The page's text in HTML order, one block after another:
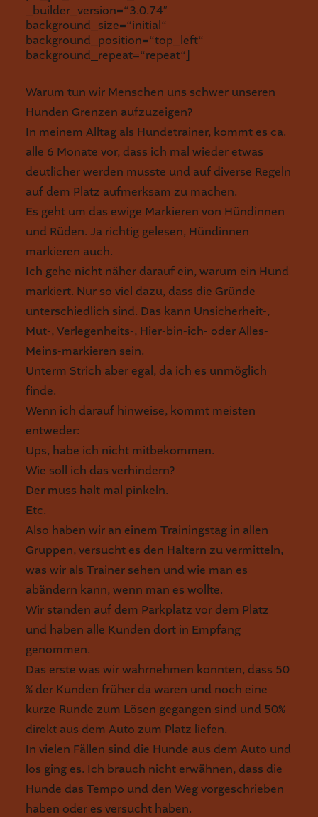
_builder_version=“3.0.74″
background_size=“initial“
background_position=“top_left“
background_repeat=“repeat“]
Warum tun wir Menschen uns schwer unseren
Hunden Grenzen aufzuzeigen?
In meinem Alltag als Hundetrainer, kommt es ca.
alle 6 Monate vor, dass ich mal wieder etwas
deutlicher werden musste und auf diverse Regeln
auf dem Platz aufmerksam zu machen.
Es geht um das ewige Markieren von Hündinnen
und Rüden. Ja richtig gelesen, Hündinnen
markieren auch.
Ich gehe nicht näher darauf ein, warum ein Hund
markiert. Nur so viel dazu, dass die Gründe
unterschiedlich sind. Das kann Unsicherheit-,
Mut-, Verlegenheits-, Hier-bin-ich- oder Alles-
Meins-markieren sein.
Unterm Strich aber egal, da ich es unmöglich
finde.
Wenn ich darauf hinweise, kommt meisten
entweder:
Ups, habe ich nicht mitbekommen.
Wie soll ich das verhindern?
Der muss halt mal pinkeln.
Etc.
Also haben wir an einem Trainingstag in allen
Gruppen, versucht es den Haltern zu vermitteln,
was wir als Trainer sehen und wie man es
abändern kann, wenn man es wollte.
Wir standen auf dem Parkplatz vor dem Platz
und haben alle Kunden dort in Empfang
genommen.
Das erste was wir wahrnehmen konnten, dass 50
% der Kunden früher da waren und noch eine
kurze Runde zum Lösen gegangen sind und 50%
direkt aus dem Auto zum Platz liefen.
In vielen Fällen sind die Hunde aus dem Auto und
los ging es. Ich brauch nicht erwähnen, dass die
Hunde das Tempo und den Weg vorgeschrieben
haben oder es versucht haben.